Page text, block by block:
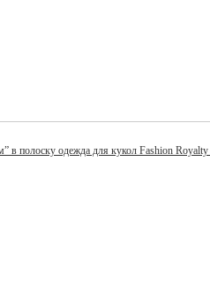
в полоску одежда для кукол Fashion